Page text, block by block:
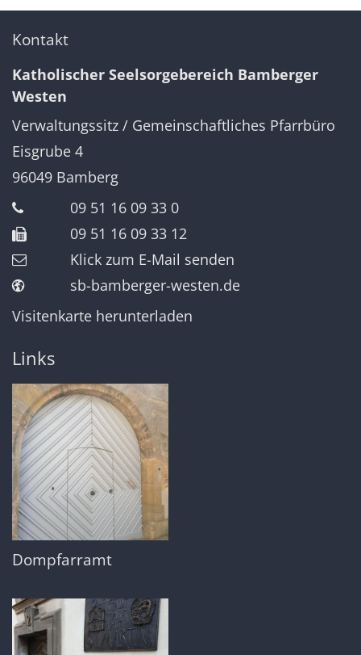
Kontakt
Katholischer Seelsorgebereich Bamberger
Westen
Verwaltungssitz / Gemeinschaftliches Pfarrbüro
Eisgrube 4
96049 Bamberg
09 51 16 09 33 0
09 51 16 09 33 12
Klick zum E-Mail senden
sb-bamberger-westen.de
Visitenkarte herunterladen
Links
Dompfarramt